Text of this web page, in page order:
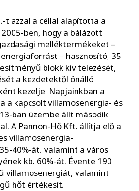
t azzal a céllal alapította a
ben, hogy a bálázott
melléktermékeket –
– hasznosító, 35
blokk kivitelezését,
a kezdetektől önálló
kezelje. Napjainkban a
a kapcsolt villamosenergia- és
ban üzembe állt második
A Pannon-Hő Kft. állítja elő a
villamosenergia-
40%-át, valamint a város
kb. 60%-át. Évente 190
villamosenergiát, valamint
hőt értékesít.